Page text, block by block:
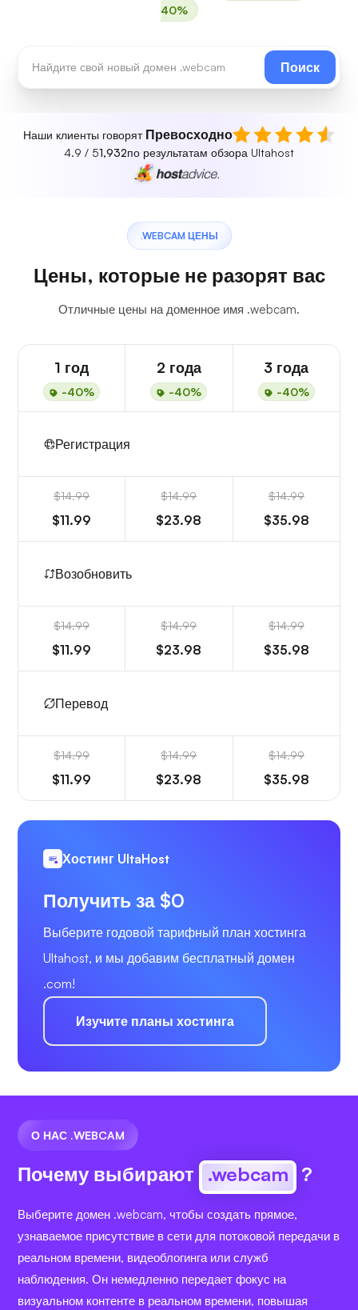
40%
Поиск
Наши клиенты говорят Превосходно
4.9 / 51,932по результатам обзора Ultahost
.WEBCAM ЦЕНЫ
Цены, которые не разорят вас
Отличные цены на доменное имя .webcam.
1 год
-40%
2 года
-40%
3 года
-40%
Регистрация
$14.99
$11.99
$14.99
$23.98
$14.99
$35.98
Возобновить
$14.99
$11.99
$14.99
$23.98
$14.99
$35.98
Перевод
$14.99
$11.99
$14.99
$23.98
$14.99
$35.98
Хостинг UltaHost
Получить за $0
Выберите годовой тарифный план хостинга
Ultahost, и мы добавим бесплатный домен
.com!
Изучите планы хостинга
О НАС .WEBCAM
Почему выбирают .webcam ?
Выберите домен .webcam, чтобы создать прямое,
узнаваемое присутствие в сети для потоковой передачи в
реальном времени, видеоблогинга или служб
наблюдения. Он немедленно передает фокус на
визуальном контенте в реальном времени, повышая